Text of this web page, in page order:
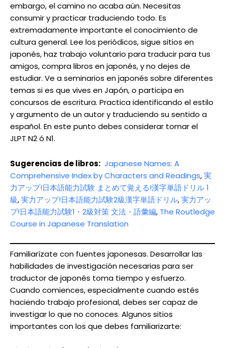
embargo, el camino no acaba aún. Necesitas
consumir y practicar traduciendo todo. Es
extremadamente importante el conocimiento de
cultura general. Lee los periódicos, sigue sitios en
japonés, haz trabajo voluntario para traducir para tus
amigos, compra libros en japonés, y no dejes de
estudiar. Ve a seminarios en japonés sobre diferentes
temas si es que vives en Japón, o participa en
concursos de escritura. Practica identificando el estilo
y argumento de un autor y traduciendo su sentido a
español. En este punto debes considerar tomar el
JLPT N2 ó N1.
Sugerencias de libros: Japanese Names: A
Comprehensive Index by Characters and Readings,実
力アップ!日本語能力試験 まとめて覚える!漢字単語ドリル 1
級,実力アップ!日本語能力試験2級漢字単語ドリル,実力アッ
プ!日本語能力試験1・2級対策 文法・語彙編, The Routledge
Course in Japanese Translation
Familiarízate con fuentes japonesas. Desarrollar las
habilidades de investigación necesarias para ser
traductor de japonés toma tiempo y esfuerzo.
Cuando comiences, especialmente cuando estés
haciendo trabajo profesional, debes ser capaz de
investigar lo que no conoces. Algunos sitios
importantes con los que debes familiarizarte: